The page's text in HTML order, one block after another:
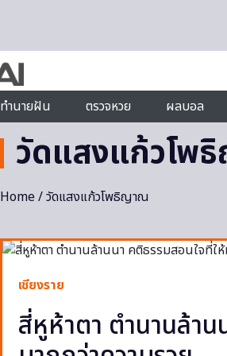
ทำนายฝัน ตรวจหวย ผลบอล
วัดแสงแก้วโพ
Home/ วัดแสงแก้วโพธิญาณ
เชียงราย
สี่หูห้าตา ตำนานล้าน